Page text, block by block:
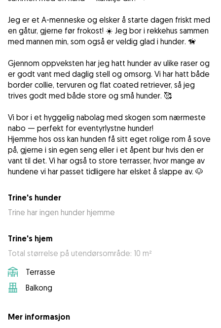
Jeg er et A-menneske og elsker å starte dagen friskt med
en gåtur, gjerne før frokost! ☀️ Jeg bor i rekkehus sammen
med mannen min, som også er veldig glad i hunder. 🦮
Gjennom oppveksten har jeg hatt hunder av ulike raser og
er godt vant med daglig stell og omsorg. Vi har hatt både
border collie, tervuren og flat coated retriever, så jeg
trives godt med både store og små hunder. 🥰
Vi bor i et hyggelig nabolag med skogen som nærmeste
nabo — perfekt for eventyrlystne hunder!
Hjemme hos oss kan hunden få sitt eget rolige rom å sove
på, gjerne i sin egen seng eller i et åpent bur hvis den er
vant til det. Vi har også to store terrasser, hvor mange av
hundene vi har passet tidligere har elsket å slappe av. 🐶
Trine's hunder
Trine har ingen hunder hjemme
Trine's hjem
Total størrelse på utendørsområde: 10 m²
Terrasse
Balkong
Mer informasjon